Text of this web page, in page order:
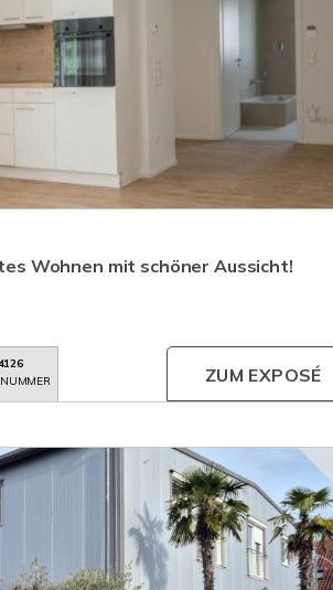
Wohnen mit schöner Aussicht!
ZUM EXPOSÉ